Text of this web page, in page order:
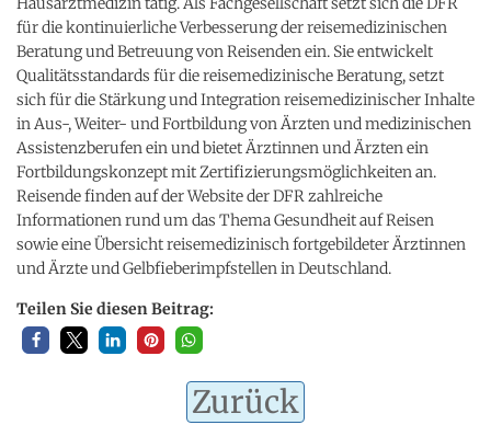
für die kontinuierliche Verbesserung der reisemedizinischen
Beratung und Betreuung von Reisenden ein. Sie entwickelt
Qualitätsstandards für die reisemedizinische Beratung, setzt
sich für die Stärkung und Integration reisemedizinischer Inhalte
in Aus-, Weiter- und Fortbildung von Ärzten und medizinischen
Assistenzberufen ein und bietet Ärztinnen und Ärzten ein
Fortbildungskonzept mit Zertifizierungsmöglichkeiten an.
Reisende finden auf der Website der DFR zahlreiche
Informationen rund um das Thema Gesundheit auf Reisen
sowie eine Übersicht reisemedizinisch fortgebildeter Ärztinnen
und Ärzte und Gelbfieberimpfstellen in Deutschland.
Teilen Sie diesen Beitrag:
Zurück